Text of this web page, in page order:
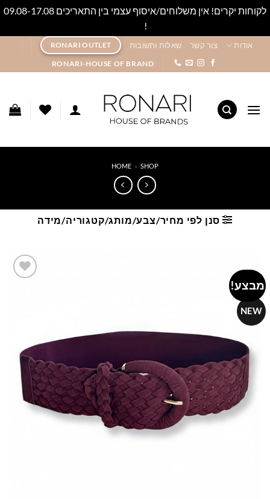
לקוחות יקרים! אין משלוחים/איסוף עצמי בין התאריכים 09.08-17.08
!
content
אודות צור קשר שאלות ותשובות RONARI OUTLET
RONARI-HOUSE OF BRAND
HOME » SHOP
סנן לפי מחיר/צבע/מותג/קטגוריה/מידה
מבצע!
NEW